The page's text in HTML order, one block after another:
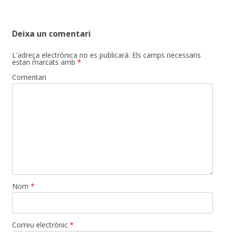
Deixa un comentari
L'adreça electrònica no es publicarà. Els camps necessaris
estan marcats amb *
Comentari
Nom *
Correu electrònic *